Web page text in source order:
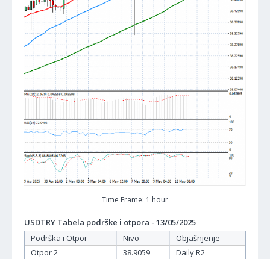
Time Frame: 1 hour
USDTRY Tabela podrške i otpora - 13/05/2025
Podrška i Otpor
Nivo
Objašnjenje
Otpor 2
38.9059
Daily R2